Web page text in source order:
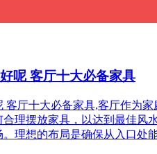
呢 客厅十大必备家具
客厅十大必备家具,客厅作为
理摆放家具，以达到最佳风
理想的布局是确保从入口处